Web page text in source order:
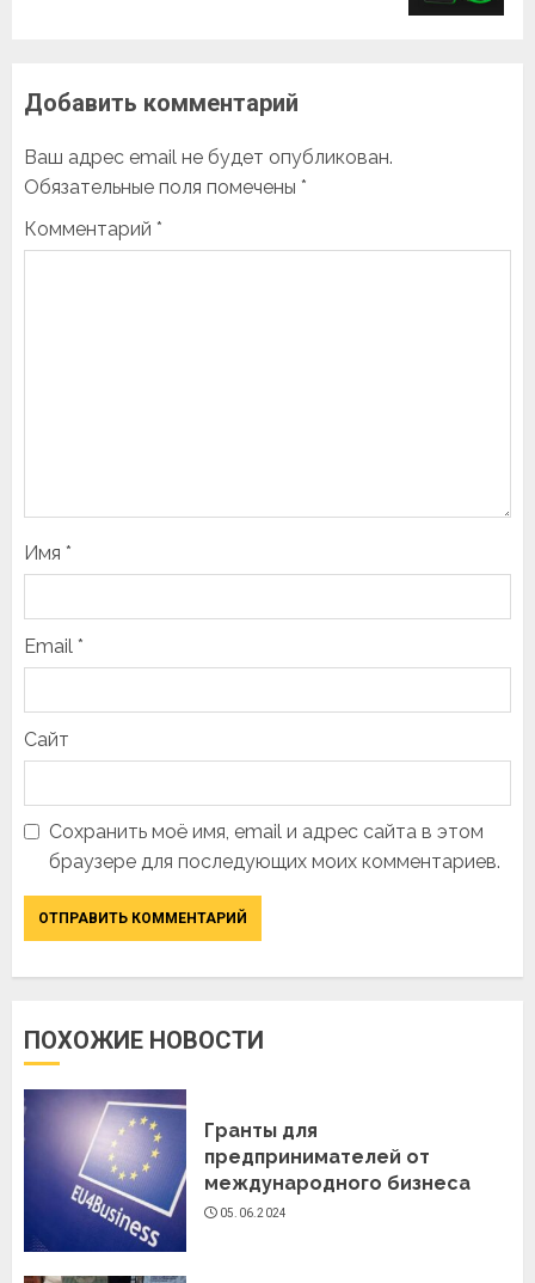
Добавить комментарий
Ваш адрес email не будет опубликован.
Обязательные поля помечены *
Комментарий *
Имя *
Email *
Сайт
Сохранить моё имя, email и адрес сайта в этом
браузере для последующих моих комментариев.
ПОХОЖИЕ НОВОСТИ
Гранты для
предпринимателей от
международного бизнеса
05.06.2024